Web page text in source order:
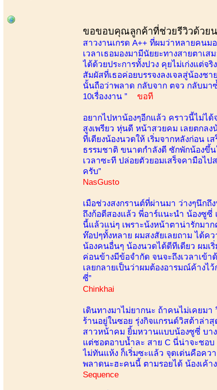
ขอขอบคุณลูกค้าที่ช่วยรีวิวด้วย
สาวงานเกรด A++ ที่ผมว่าหลายคน
เวลาเธอมองมามีนัยยะทางสายตาเ
ได้ด้วยประการทั้งปวง คุยไม่เก่งแต่จ
สัมผัสที่เธอค่อยบรรจงลงเจลสู่น้องช
นั้นถือว่าพลาด กลับจาก ตจว กลับมา
10เรื่องงาน ”
ขอที
อยากไปหาน้องๆอีกแล้ว คราวนี้ไม่ไ
สูงเพรียว หุ่นดี หน้าสวยคม เลยตกล
ที่เตียงน้องนวดให้ เริ่มจากหลังก่อน
ธรรมชาติ ขนาดกำลังดี ซักพักน้องขึ้น
เวลาซะที ปล่อยตัวยอมเสร็จคามือไ
ครับ”
NasGusto
เมือช่วงสงกรานต์ที่ผ่านมา ว่างๆนึก
ถึงก้อตีสองแล้ว พี่อาร์แนะนำ น้องซูซี่
นี้แล้วแน่ๆ เพราะน้งหน้าตาน่ารักมา
ท๊อปๆทั้งหลาย ผมสงสัยเลยถาม ได้ค
น้องคนอื่นๆ น้องนวดได้ดีทีเดียว ผมเ
ค่อนข้างมีข้อจำกัด จนจะถึงเวลาเข้า
เลยกลายเป็นว่าผมต้องอารมณ์ค้างไ
ซี่”
Chinkhai
เดินทางมาไม่ยากนะ ถ้าคนไม่เคยมา
ร้านอยู่ในซอย รุ่งกิจแกรนด์วิสต้าล่าสุ
สาวหน้าคม ยิ้มหวานแบบน้องซูซี่ บา
แต่ชอตอาบน้ำละ สาย C นี่น่าจะชอบ
ไม่ทันแห้ง ก็เริ่มซะแล้ว จุดเด่นคือคว
พลาดนะฮะคนนี้ ตามรอยได้ น้องเค้า
Sequence